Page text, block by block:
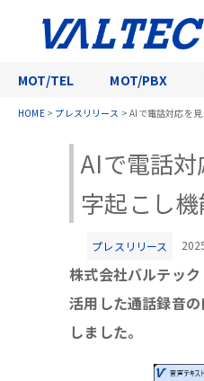
MOT/TEL MOT/PBX
HOME> プレスリリース >AIで電話対応を
AIで電話
字起こし
プレスリリース
株式会社バルテッ
活用した通話録音
しました。